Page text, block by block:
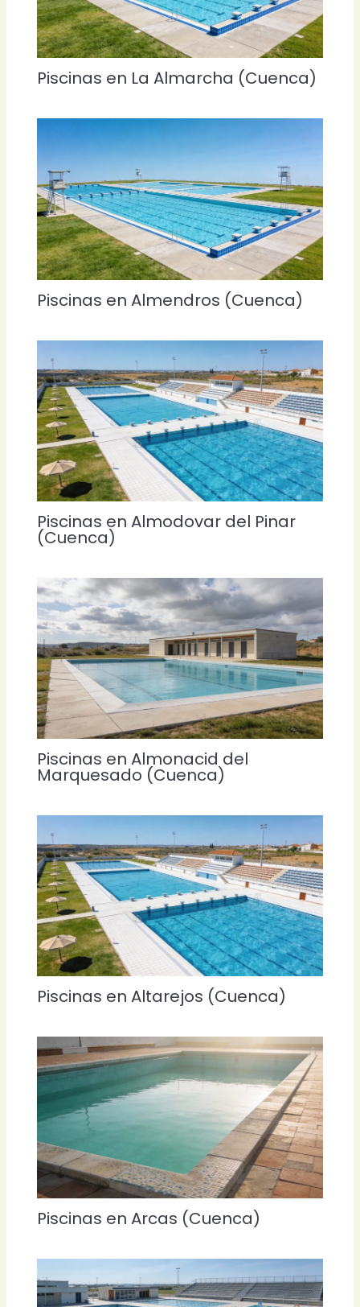
Piscinas en La Almarcha (Cuenca)
Piscinas en Almendros (Cuenca)
Piscinas en Almodovar del Pinar
(Cuenca)
Piscinas en Almonacid del
Marquesado (Cuenca)
Piscinas en Altarejos (Cuenca)
Piscinas en Arcas (Cuenca)